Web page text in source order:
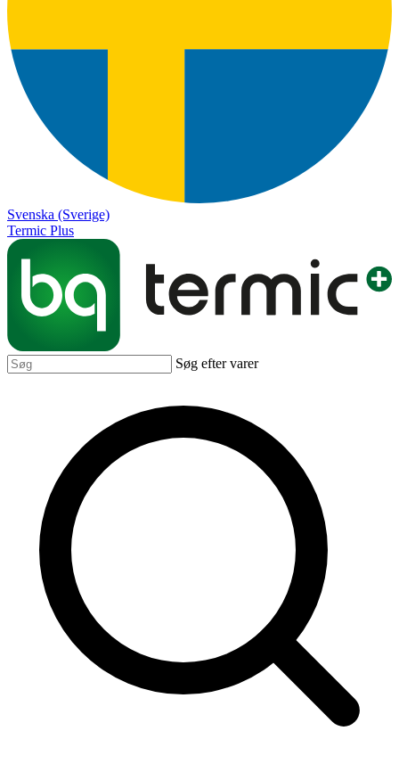
Svenska (Sverige)
Termic Plus
Søg efter varer